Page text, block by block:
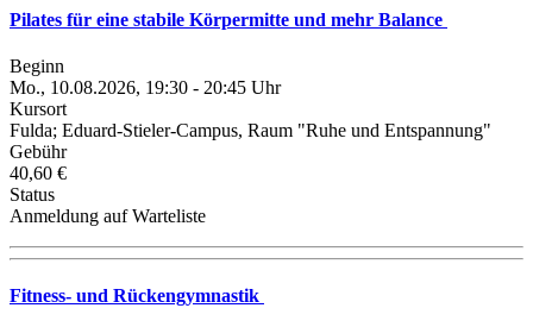
Pilates für eine stabile Körpermitte und mehr Balance
Beginn
Mo., 10.08.2026, 19:30 - 20:45 Uhr
Kursort
Fulda; Eduard-Stieler-Campus, Raum "Ruhe und Entspannung"
Gebühr
40,60 €
Status
Anmeldung auf Warteliste
Fitness- und Rückengymnastik